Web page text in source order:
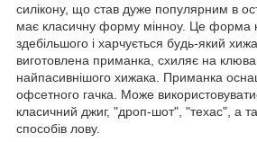
силікону, що став дуже популярним в
має класичну форму мінноу. Це форма
здебільшого і харчується будь-який
виготовлена приманка, схиляє на
найпасивнішого хижака. Приманка
офсетного гачка. Може
класичний джиг, "дроп-шот", "техас", а
способів лову.